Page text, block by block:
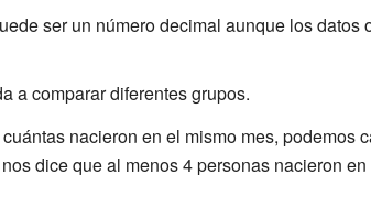
ser un número decimal aunque los datos
a comparar diferentes grupos.
nacieron en el mismo mes, podemos
dice que al menos 4 personas nacieron